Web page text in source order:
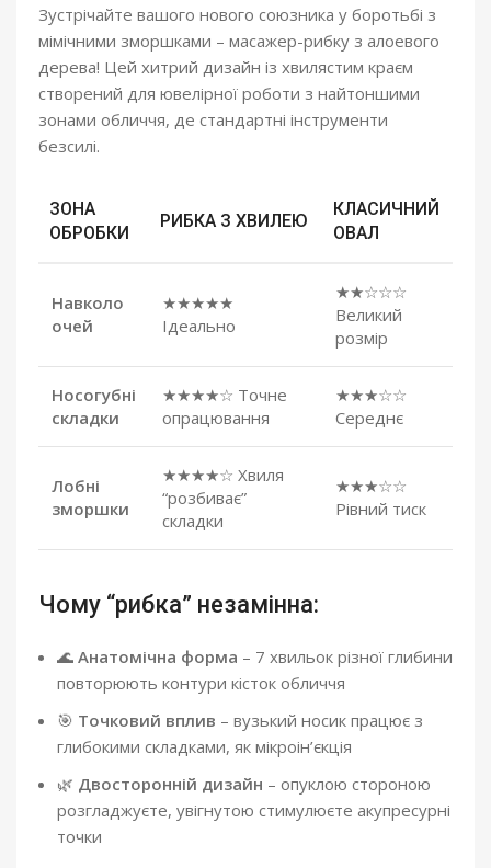
Зустрічайте вашого нового союзника у боротьбі з
мімічними зморшками – масажер-рибку з алоевого
дерева! Цей хитрий дизайн із хвилястим краєм
створений для ювелірної роботи з найтоншими
зонами обличчя, де стандартні інструменти
безсилі.
ЗОНА
ОБРОБКИ
РИБКА З ХВИЛЕЮ
КЛАСИЧНИЙ
ОВАЛ
Навколо
очей
★★★★★
Ідеально
★★☆☆☆
Великий
розмір
Носогубні
складки
★★★★☆ Точне
опрацювання
★★★☆☆
Середнє
Лобні
зморшки
★★★★☆ Хвиля
“розбиває”
складки
★★★☆☆
Рівний тиск
Чому “рибка” незамінна:
🌊 Анатомічна форма – 7 хвильок різної глибини
повторюють контури кісток обличчя
🎯 Точковий вплив – вузький носик працює з
глибокими складками, як мікроін’єкція
🌿 Двосторонній дизайн – опуклою стороною
розгладжуєте, увігнутою стимулюєте акупресурні
точки